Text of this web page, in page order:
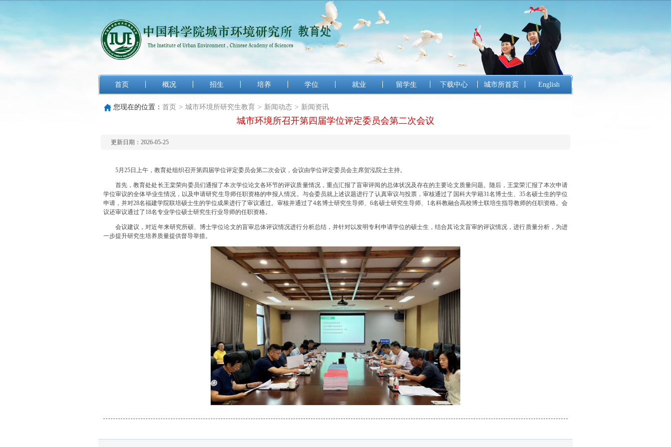
首页 概况 招生 培养 学位 就业 留学生 下载中心 城市所首页 English
您现在的位置： 首页 > 城市环境所研究生教育 > 新闻动态 > 新闻资讯
城市环境所召开第四届学位评定委员会第二次会议
更新日期：2026-05-25
5月25日上午，教育处组织召开第四届学位评定委员会第二次会议，会议由学位评定委员会主席贺泓院士主持。
首先，教育处处长王棠荣向委员们通报了本次学位论文各环节的评议质量情况，重点汇报了盲审评阅的总体状况及存在的主要论文质量问题。随后，王棠荣汇报了本次申请
学位审议的全体毕业生情况，以及申请研究生导师任职资格的申报人情况。与会委员就上述议题进行了认真审议与投票，审核通过了国科大学籍31名博士生、35名硕士生的学位
申请，并对28名福建学院联培硕士生的学位成果进行了审议通过。审核并通过了4名博士研究生导师、6名硕士研究生导师、1名科教融合高校博士联培生指导教师的任职资格。会
议还审议通过了18名专业学位硕士研究生行业导师的任职资格。
会议建议，对近年来研究所硕、博士学位论文的盲审总体评议情况进行分析总结，并针对以发明专利申请学位的硕士生，结合其论文盲审的评议情况，进行质量分析，为进
一步提升研究生培养质量提供督导举措。